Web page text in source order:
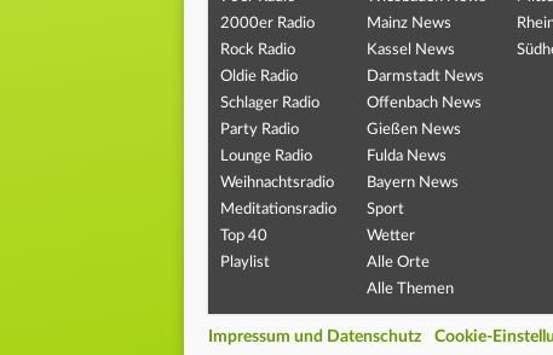
2000er Radio
Rock Radio
Oldie Radio
Schlager Radio
Party Radio
Lounge Radio
Weihnachtsradio
Meditationsradio
Top 40
Playlist
Mainz News
Kassel News
Darmstadt News
Offenbach News
Gießen News
Fulda News
Bayern News
Sport
Wetter
Alle Orte
Alle Themen
Impressum und Datenschutz Cookie-